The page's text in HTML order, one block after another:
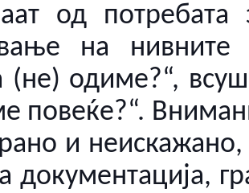
од
на нивните
(не) одиме?“,
повеќе?“.
и
документација,